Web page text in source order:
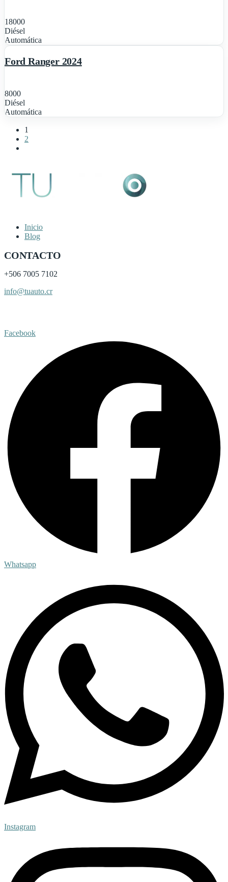
18000
Diésel
Automática
1
Ford Ranger 2024
8000
Diésel
Automática
1
2
Inicio
Blog
CONTACTO
+506 7005 7102
info@tuauto.cr
Facebook
Whatsapp
Instagram